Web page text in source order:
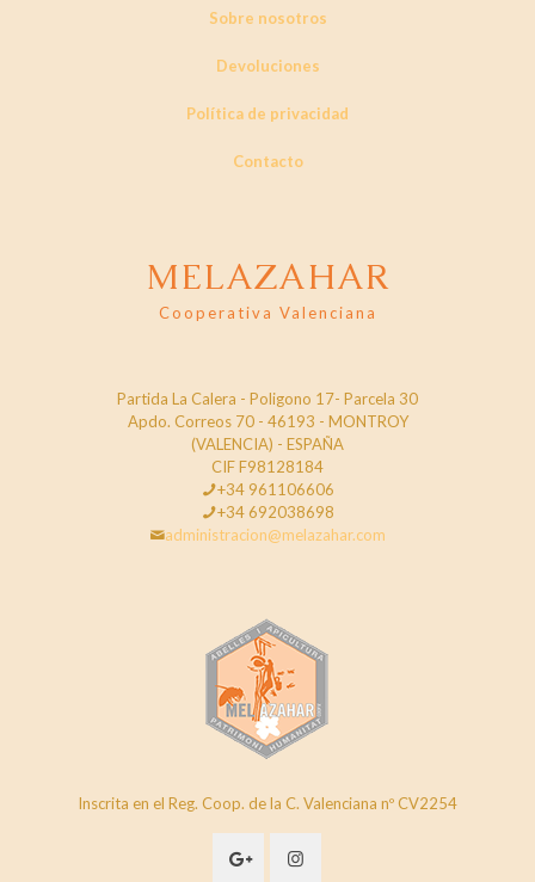
Sobre nosotros
Devoluciones
Política de privacidad
Contacto
MELAZAHAR
Cooperativa Valenciana
Partida La Calera - Poligono 17- Parcela 30
Apdo. Correos 70 - 46193 - MONTROY
(VALENCIA) - ESPAÑA
CIF F98128184
+34 961106606
+34 692038698
administracion@melazahar.com
Inscrita en el Reg. Coop. de la C. Valenciana nº CV2254